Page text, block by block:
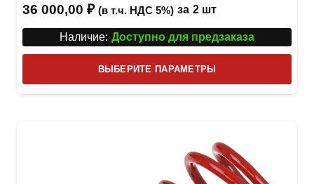
36 000,00 ₽ (в т.ч. НДС 5%) за 2 шт
Наличие: Доступно для предзаказа
ВЫБЕРИТЕ ПАРАМЕТРЫ
товар